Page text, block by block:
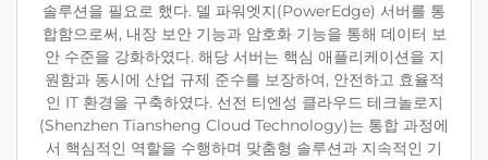
솔루션을 필요로 했다. 델 파워엣지(PowerEdge) 서버를 통
합함으로써, 내장 보안 기능과 암호화 기능을 통해 데이터 보
안 수준을 강화하였다. 해당 서버는 핵심 애플리케이션을 지
원함과 동시에 산업 규제 준수를 보장하여, 안전하고 효율적
인 IT 환경을 구축하였다. 선전 티엔성 클라우드 테크놀로지
(Shenzhen Tiansheng Cloud Technology)는 통합 과정에
서 핵심적인 역할을 수행하며 맞춤형 솔루션과 지속적인 기